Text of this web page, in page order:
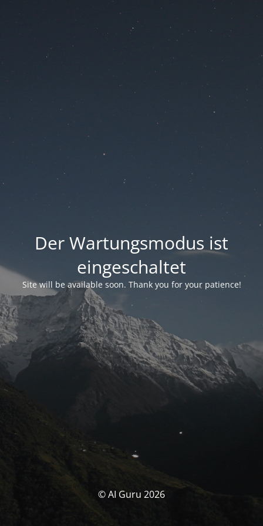
Der Wartungsmodus ist
eingeschaltet
Site will be available soon. Thank you for your patience!
© AI Guru 2026